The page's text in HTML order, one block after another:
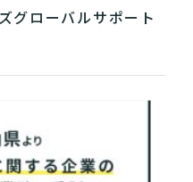
グローバルサポート